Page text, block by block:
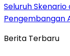
Seluruh Skenario
Pengembangan
Berita Terbaru